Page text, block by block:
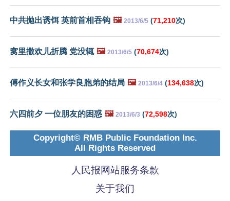
中共抛出诱饵 英前首相吞钩 🖼️ 2013/6/5 (71,210次)
窝里撒欢儿折腾 党没辄 🖼️ 2013/6/5 (70,674次)
傅作义长女和张学良胞弟的结局 🖼️ 2013/6/4 (134,638次)
六四前夕 一位朋友的困惑 🖼️ 2013/6/3 (72,598次)
Copyright© RMB Public Foundation Inc.
All Rights Reserved
人民报网站服务条款
关于我们